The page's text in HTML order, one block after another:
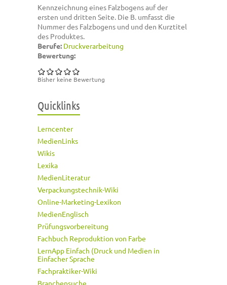
Kennzeichnung eines Falzbogens auf der
ersten und dritten Seite. Die B. umfasst die
Nummer des Falzbogens und und den Kurztitel
des Produktes.
Berufe: Druckverarbeitung
Bewertung:
Bisher keine Bewertung
Quicklinks
Lerncenter
MedienLinks
Wikis
Lexika
MedienLiteratur
Verpackungstechnik-Wiki
Online-Marketing-Lexikon
MedienEnglisch
Prüfungsvorbereitung
Fachbuch Reproduktion von Farbe
LernApp Einfach (Druck und Medien in
Einfacher Sprache
Fachpraktiker-Wiki
Branchensuche